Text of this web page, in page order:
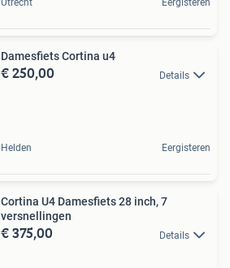
Utrecht Eergisteren
Damesfiets Cortina u4
€ 250,00 Details
Helden Eergisteren
Cortina U4 Damesfiets 28 inch, 7
versnellingen
€ 375,00 Details